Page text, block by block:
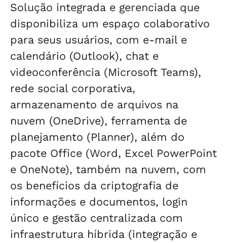
Solução integrada e gerenciada que
disponibiliza um espaço colaborativo
para seus usuários, com e-mail e
calendário (Outlook), chat e
videoconferência (Microsoft Teams),
rede social corporativa,
armazenamento de arquivos na
nuvem (OneDrive), ferramenta de
planejamento (Planner), além do
pacote Office (Word, Excel PowerPoint
e OneNote), também na nuvem, com
os benefícios da criptografia de
informações e documentos, login
único e gestão centralizada com
infraestrutura híbrida (integração e